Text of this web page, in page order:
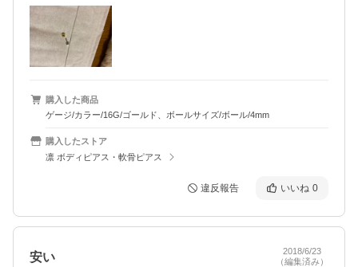
購入した商品
ゲージ/カラー/16G/ゴールド、ボールサイズ/ボール/4mm
購入したストア
凛 ボディピアス・軟骨ピアス
違反報告 いいね 0
安い
2018/6/23
（編集済み）